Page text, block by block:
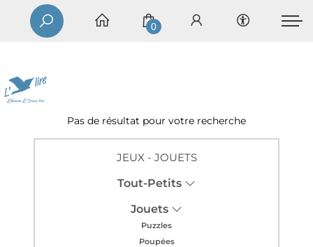
0
Pas de résultat pour votre recherche
JEUX - JOUETS
Tout-Petits
Jouets
Puzzles
Poupées